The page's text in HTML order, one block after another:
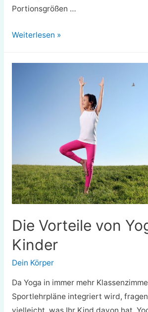
Portionsgrößen …
Beispielmenüs
eine
Weiterlesen »
Die Vorteile von
Kinder
Dein Körper
Da Yoga in immer mehr
Sportlehrpläne integriert wird,